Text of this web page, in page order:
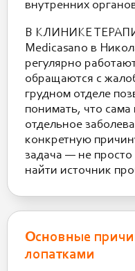
внутренних
В КЛИНИКЕ
Medicasano в
регулярно
обращаются с
грудном отделе
понимать, что
отдельное
конкретную
задача — не
найти источник
Основные
лопатками